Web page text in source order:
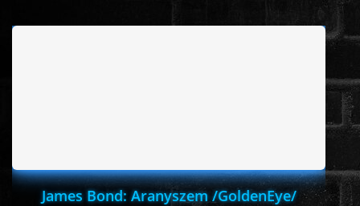
James Bond: Aranyszem /GoldenEye/